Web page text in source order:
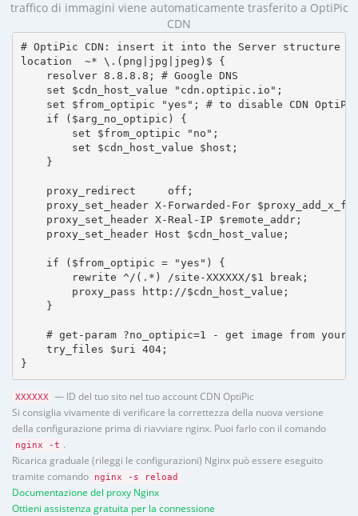
traffico di immagini viene automaticamente trasferito a OptiPic
CDN
# OptiPic CDN: insert it into the Server structure
location  ~* \.(png|jpg|jpeg)$ {
    resolver 8.8.8.8; # Google DNS
    set $cdn_host_value "cdn.optipic.io";
set $from_optipic "yes"; # to disable CDN
    if ($arg_no_optipic) {
        set $from_optipic "no";
        set $cdn_host_value $host;
    }
    proxy_redirect     off;
proxy_set_header X-Forwarded-For
    proxy_set_header X-Real-IP $remote_addr;
    proxy_set_header Host $cdn_host_value;
    if ($from_optipic = "yes") {
        rewrite ^/(.*) /site-XXXXXX/$1 break;
        proxy_pass http://$cdn_host_value;
    }
# get-param ?no_optipic=1 - get image from your
    try_files $uri 404;
}
XXXXXX
— ID del tuo sito nel tuo account CDN OptiPic
Si consiglia vivamente di verificare la correttezza della nuova versione
della configurazione prima di riavviare nginx. Puoi farlo con il comando
nginx -t .
Ricarica graduale (rileggi le configurazioni) Nginx può essere eseguito
tramite comando
nginx -s reload
Documentazione del proxy Nginx
Ottieni assistenza gratuita per la connessione